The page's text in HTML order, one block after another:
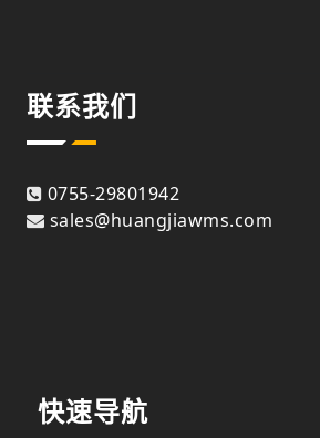
联系我们
0755-29801942
sales@huangjiawms.com
快速导航